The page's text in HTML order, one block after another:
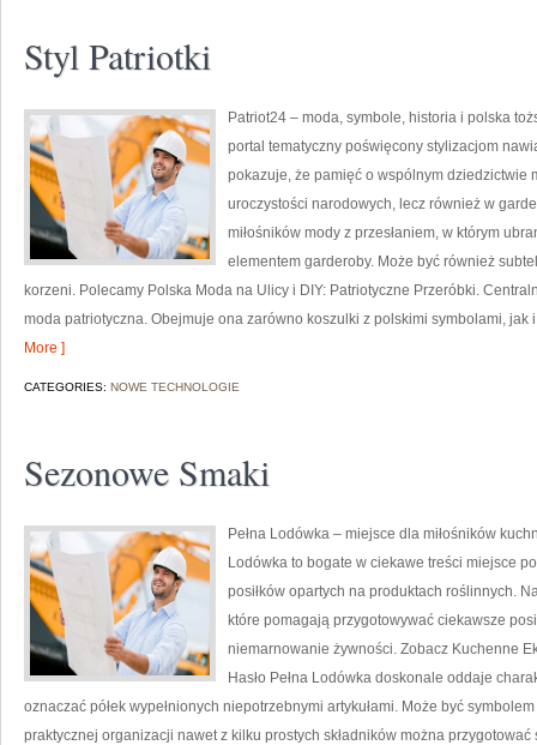
Styl Patriotki
Patriot24 – moda, symbole, historia i polska
portal tematyczny poświęcony stylizacjom
pokazuje, że pamięć o wspólnym dziedzictwie
uroczystości narodowych, lecz również w
miłośników mody z przesłaniem, w którym
elementem garderoby. Może być również
korzeni. Polecamy Polska Moda na Ulicy i DIY: Patriotyczne Przeróbki.
moda patriotyczna. Obejmuje ona zarówno koszulki z polskimi symbolami,
More ]
CATEGORIES: NOWE TECHNOLOGIE
Sezonowe Smaki
Pełna Lodówka – miejsce dla miłośników
Lodówka to bogate w ciekawe treści miejsce
posiłków opartych na produktach roślinnych.
które pomagają przygotowywać ciekawsze
niemarnowanie żywności. Zobacz Kuchenne
Hasło Pełna Lodówka doskonale oddaje
oznaczać półek wypełnionych niepotrzebnymi artykułami. Może być
praktycznej organizacji nawet z kilku prostych składników można